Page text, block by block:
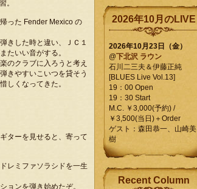
。
った Fender Mexico の
きした時と違い、ＪＣ１
たいい音がする。
のクラブに入ろうと考え
きやすいこいつを貸そう
しくなってきた。
ターを見せると、寄って
レミファソラシドを一生
ョンを弾き始めたぞ。
2026年10月のLIVE
2026年10月23日（金）
@下北沢 ラウン
石川二三夫＆伊藤正純
[BLUES Live Vol.13]
19：00 Open
19：30 Start
M.C. ￥3,000(予約) /
￥3,500(当日)＋Order
ゲスト：森田恭一、山崎美
樹
Recent Column